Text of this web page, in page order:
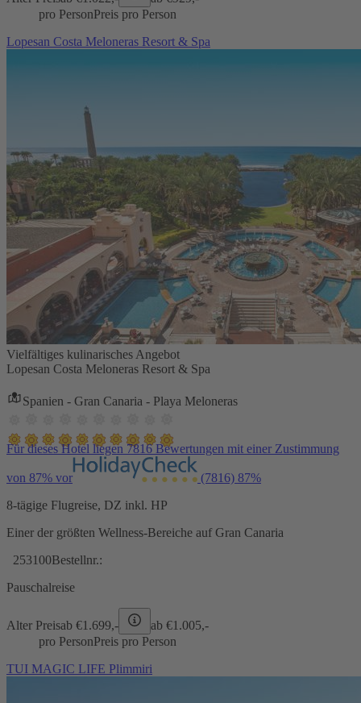
pro PersonPreis pro Person
Lopesan Costa Meloneras Resort & Spa
Vielfältiges kulinarisches Angebot
Lopesan Costa Meloneras Resort & Spa
Spanien - Gran Canaria - Playa Meloneras
Für dieses Hotel liegen 7816 Bewertungen mit einer Zustimmung
von 87% vor (7816) 87%
8-tägige Flugreise, DZ inkl. HP
Einer der größten Wellness-Bereiche auf Gran Canaria
253100Bestellnr.:
Pauschalreise
Alter Preisab €1.699,- ab €1.005,-
pro PersonPreis pro Person
TUI MAGIC LIFE Plimmiri